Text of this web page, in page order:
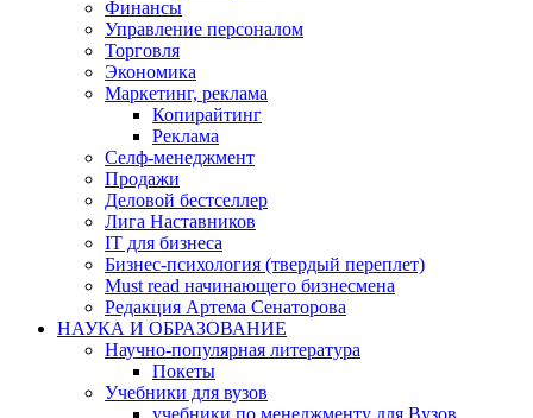
Финансы
Управление персоналом
Торговля
Экономика
Маркетинг, реклама
Копирайтинг
Реклама
Селф-менеджмент
Продажи
Деловой бестселлер
Лига Наставников
IT для бизнеса
Бизнес-психология (твердый переплет)
Must read начинающего бизнесмена
Редакция Артема Сенаторова
НАУКА И ОБРАЗОВАНИЕ
Научно-популярная литература
Покеты
Учебники для вузов
учебники по менеджменту для Вузов